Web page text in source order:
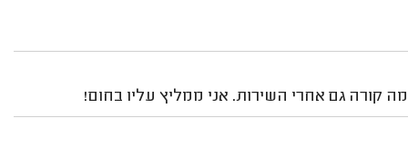
קורה גם אחרי השירות. אני ממליץ עליו בחום!